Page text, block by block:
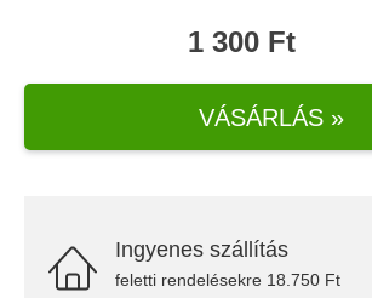
1 300 Ft
VÁSÁRLÁS »
Ingyenes szállítás
feletti rendelésekre 18.750 Ft